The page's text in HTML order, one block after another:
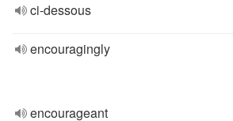
ci-dessous
encouragingly
encourageant